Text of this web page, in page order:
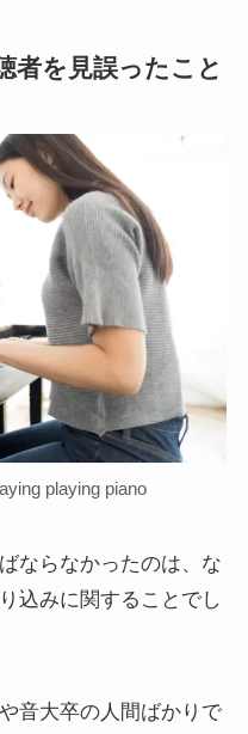
者を見誤ったこと
playing piano
ならなかったのは、な
込みに関することでし
音大卒の人間ばかりで